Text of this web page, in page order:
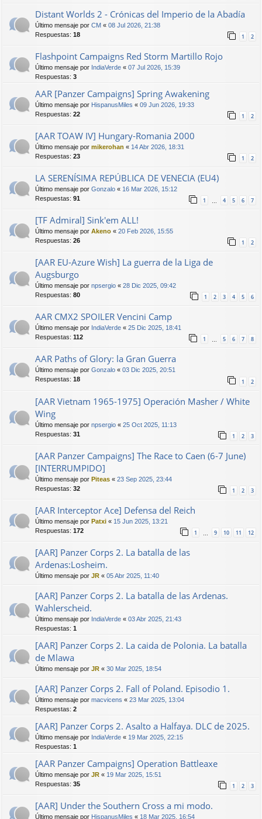
Distant Worlds 2 - Crónicas del Imperio de la Abadía
Último mensaje por CM « 08 Jul 2026, 21:38
Respuestas: 18 1 2
Flashpoint Campaigns Red Storm Martillo Rojo
Último mensaje por IndiaVerde « 07 Jul 2026, 15:39
Respuestas: 3
AAR [Panzer Campaigns] Spring Awakening
Último mensaje por HispanusMiles « 09 Jun 2026, 19:33
Respuestas: 22 1 2
[AAR TOAW IV] Hungary-Romania 2000
Último mensaje por mikerohan « 14 Abr 2026, 18:31
Respuestas: 23 1 2
LA SERENÍSIMA REPÚBLICA DE VENECIA (EU4)
Último mensaje por Gonzalo « 16 Mar 2026, 15:12
Respuestas: 91 1 … 4 5 6 7
[TF Admiral] Sink'em ALL!
Último mensaje por Akeno « 20 Feb 2026, 15:55
Respuestas: 26 1 2
[AAR EU-Azure Wish] La guerra de la Liga de
Augsburgo
Último mensaje por npsergio « 28 Dic 2025, 09:42
Respuestas: 80 1 2 3 4 5 6
AAR CMX2 SPOILER Vencini Camp
Último mensaje por IndiaVerde « 25 Dic 2025, 18:41
Respuestas: 112 1 … 5 6 7 8
AAR Paths of Glory: la Gran Guerra
Último mensaje por Gonzalo « 03 Dic 2025, 20:51
Respuestas: 18 1 2
[AAR Vietnam 1965-1975] Operación Masher / White
Wing
Último mensaje por npsergio « 25 Oct 2025, 11:13
Respuestas: 31 1 2 3
[AAR Panzer Campaigns] The Race to Caen (6-7 June)
[INTERRUMPIDO]
Último mensaje por Piteas « 23 Sep 2025, 23:44
Respuestas: 32 1 2 3
[AAR Interceptor Ace] Defensa del Reich
Último mensaje por Patxi « 15 Jun 2025, 13:21
Respuestas: 172 1 9 10 11 12
[AAR] Panzer Corps 2. La batalla de las
Ardenas:Losheim.
Último mensaje por JR « 05 Abr 2025, 11:40
[AAR] Panzer Corps 2. La batalla de las Ardenas.
Wahlerscheid.
Último mensaje por IndiaVerde « 03 Abr 2025, 21:43
Respuestas: 1
[AAR] Panzer Corps 2. La caida de Polonia. La batalla
de Mlawa
Último mensaje por JR « 30 Mar 2025, 18:54
[AAR] Panzer Corps 2. Fall of Poland. Episodio 1.
Último mensaje por macvicens « 23 Mar 2025, 13:04
Respuestas: 2
[AAR] Panzer Corps 2. Asalto a Halfaya. DLC de 2025.
Último mensaje por IndiaVerde « 19 Mar 2025, 22:15
Respuestas: 1
[AAR Panzer Campaigns] Operation Battleaxe
Último mensaje por JR « 19 Mar 2025, 15:51
Respuestas: 35 1 2 3
[AAR] Under the Southern Cross a mi modo.
Último mensaje por HispanusMiles « 18 Mar 2025, 16:54